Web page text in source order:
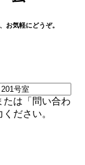
お気軽にどうぞ。
は「問い合わ
ださい。